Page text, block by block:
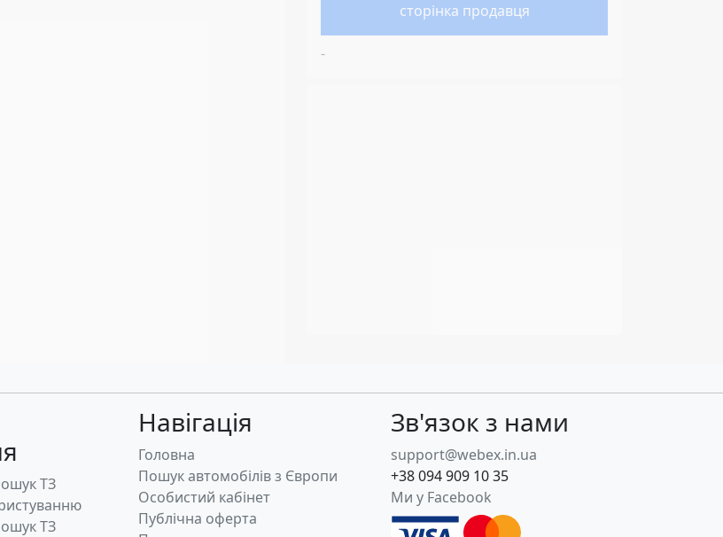
сторінка продавця
-
ТЗ
ТЗ
Навігація
Головна
Пошук автомобілів з Європи
Особистий кабінет
Публічна оферта
Зв'язок з нами
support@webex.in.ua
+38 094 909 10 35
Ми у Facebook